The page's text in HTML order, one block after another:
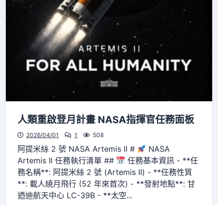
人類重啟登月計畫 NASA指揮官任務面板
2026/04/01 1 508
阿提米絲 2 號 NASA Artemis II #
NASA
Artemis II 任務執行清單 ##
任務基本資訊 - **任
務名稱**: 阿提米絲 2 號 (Artemis II) - **任務性質
**: 載人繞月飛行 (52 年來首次) - **發射地點**: 甘
迺迪航天中心 LC-39B - **太空...